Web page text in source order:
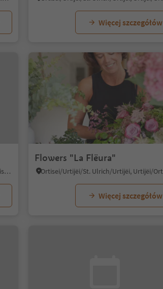
Więcej szczegółów
Ortisei/Urtijëi/St. Ulrich/Urtijëi, Urtijëi/Ortisei, Dolomites Region Val Gardena
Flowers "La Flëura"
Więcej szczegółów